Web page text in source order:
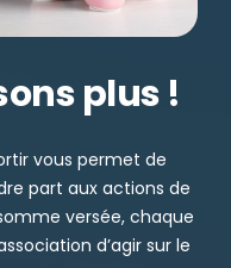
plus !
vous permet de
part aux actions de
versée, chaque
d’agir sur le